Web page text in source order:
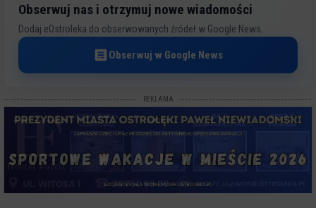
Obserwuj nas i otrzymuj nowe wiadomości
Dodaj eOstroleka do obserwowanych źródeł w Google News.
Obserwuj w Google News
REKLAMA